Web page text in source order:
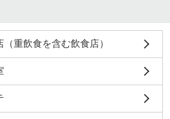
（重飲食を含む飲食店）